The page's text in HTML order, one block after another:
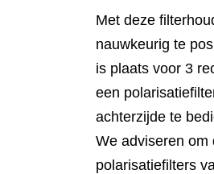
Met deze
nauwkeurig te
is plaats voor 3
een
achterzijde te
We adviseren om
polarisatiefilters